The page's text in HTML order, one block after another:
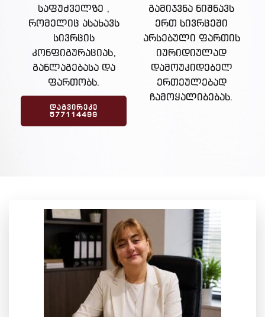
საფუძველზე ,
რომელიც ასახავს
სივრცის
კონფიგურაციას,
განლაგებასა და
ფართობს.
ᲓᲐᲒᲕᲘᲠᲔᲙᲔ
577114499
გამიჯვნა ნიშნავს
ერთ სივრცეში
არსებული ფართის
იურიდიულად
დამოუკიდებელ
ერთეულებად
ჩამოყალიბებას.